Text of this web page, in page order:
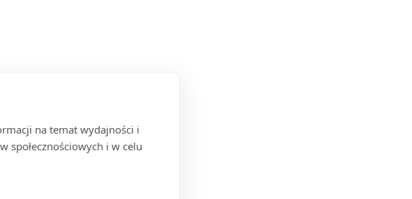
na temat wydajności i
społecznościowych i w celu